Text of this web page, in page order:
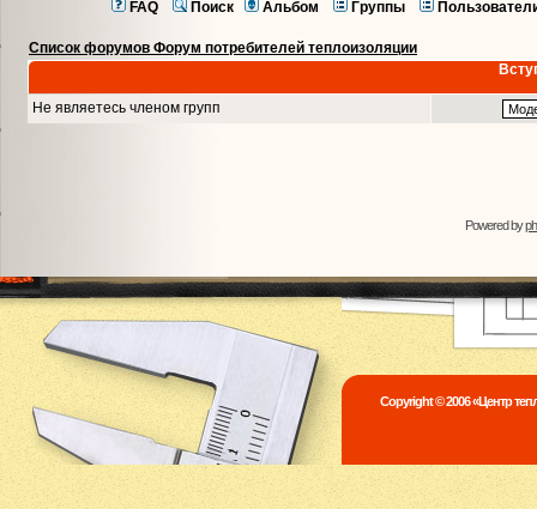
FAQ Поиск Альбом Группы
Список форумов Форум потребителей теплоизоляции
Не являетесь членом групп
Powered by
Copyright © 2006 «Центр